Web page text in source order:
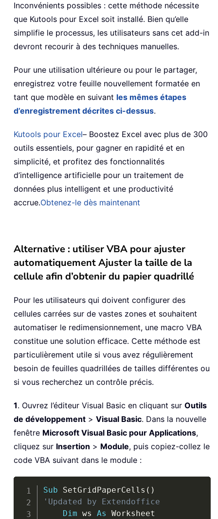
Inconvénients possibles : cette méthode nécessite
que Kutools pour Excel soit installé. Bien qu’elle
simplifie le processus, les utilisateurs sans cet add-in
devront recourir à des techniques manuelles.
Pour une utilisation ultérieure ou pour le partager,
enregistrez votre feuille nouvellement formatée en
tant que modèle en suivant les mêmes étapes
d’enregistrement décrites ci-dessus.
Kutools pour Excel– Boostez Excel avec plus de 300
outils essentiels, pour gagner en rapidité et en
simplicité, et profitez des fonctionnalités
d’intelligence artificielle pour un traitement de
données plus intelligent et une productivité
accrue.Obtenez-le dès maintenant
Alternative : utiliser VBA pour ajuster
automatiquement Ajuster la taille de la
cellule afin d’obtenir du papier quadrillé
Pour les utilisateurs qui doivent configurer des
cellules carrées sur de vastes zones et souhaitent
automatiser le redimensionnement, une macro VBA
constitue une solution efficace. Cette méthode est
particulièrement utile si vous avez régulièrement
besoin de feuilles quadrillées de tailles différentes ou
si vous recherchez un contrôle précis.
1. Ouvrez l’éditeur Visual Basic en cliquant sur Outils
de développement > Visual Basic. Dans la nouvelle
fenêtre Microsoft Visual Basic pour Applications,
cliquez sur Insertion > Module, puis copiez-collez le
code VBA suivant dans le module :
Sub SetGridPaperCells ( )
'Updated by Extendoffice
Dim ws As Worksheet